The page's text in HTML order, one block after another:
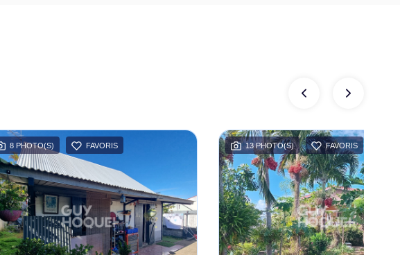
8 PHOTO(S) FAVORIS 13 PHOTO(S) FAVORIS